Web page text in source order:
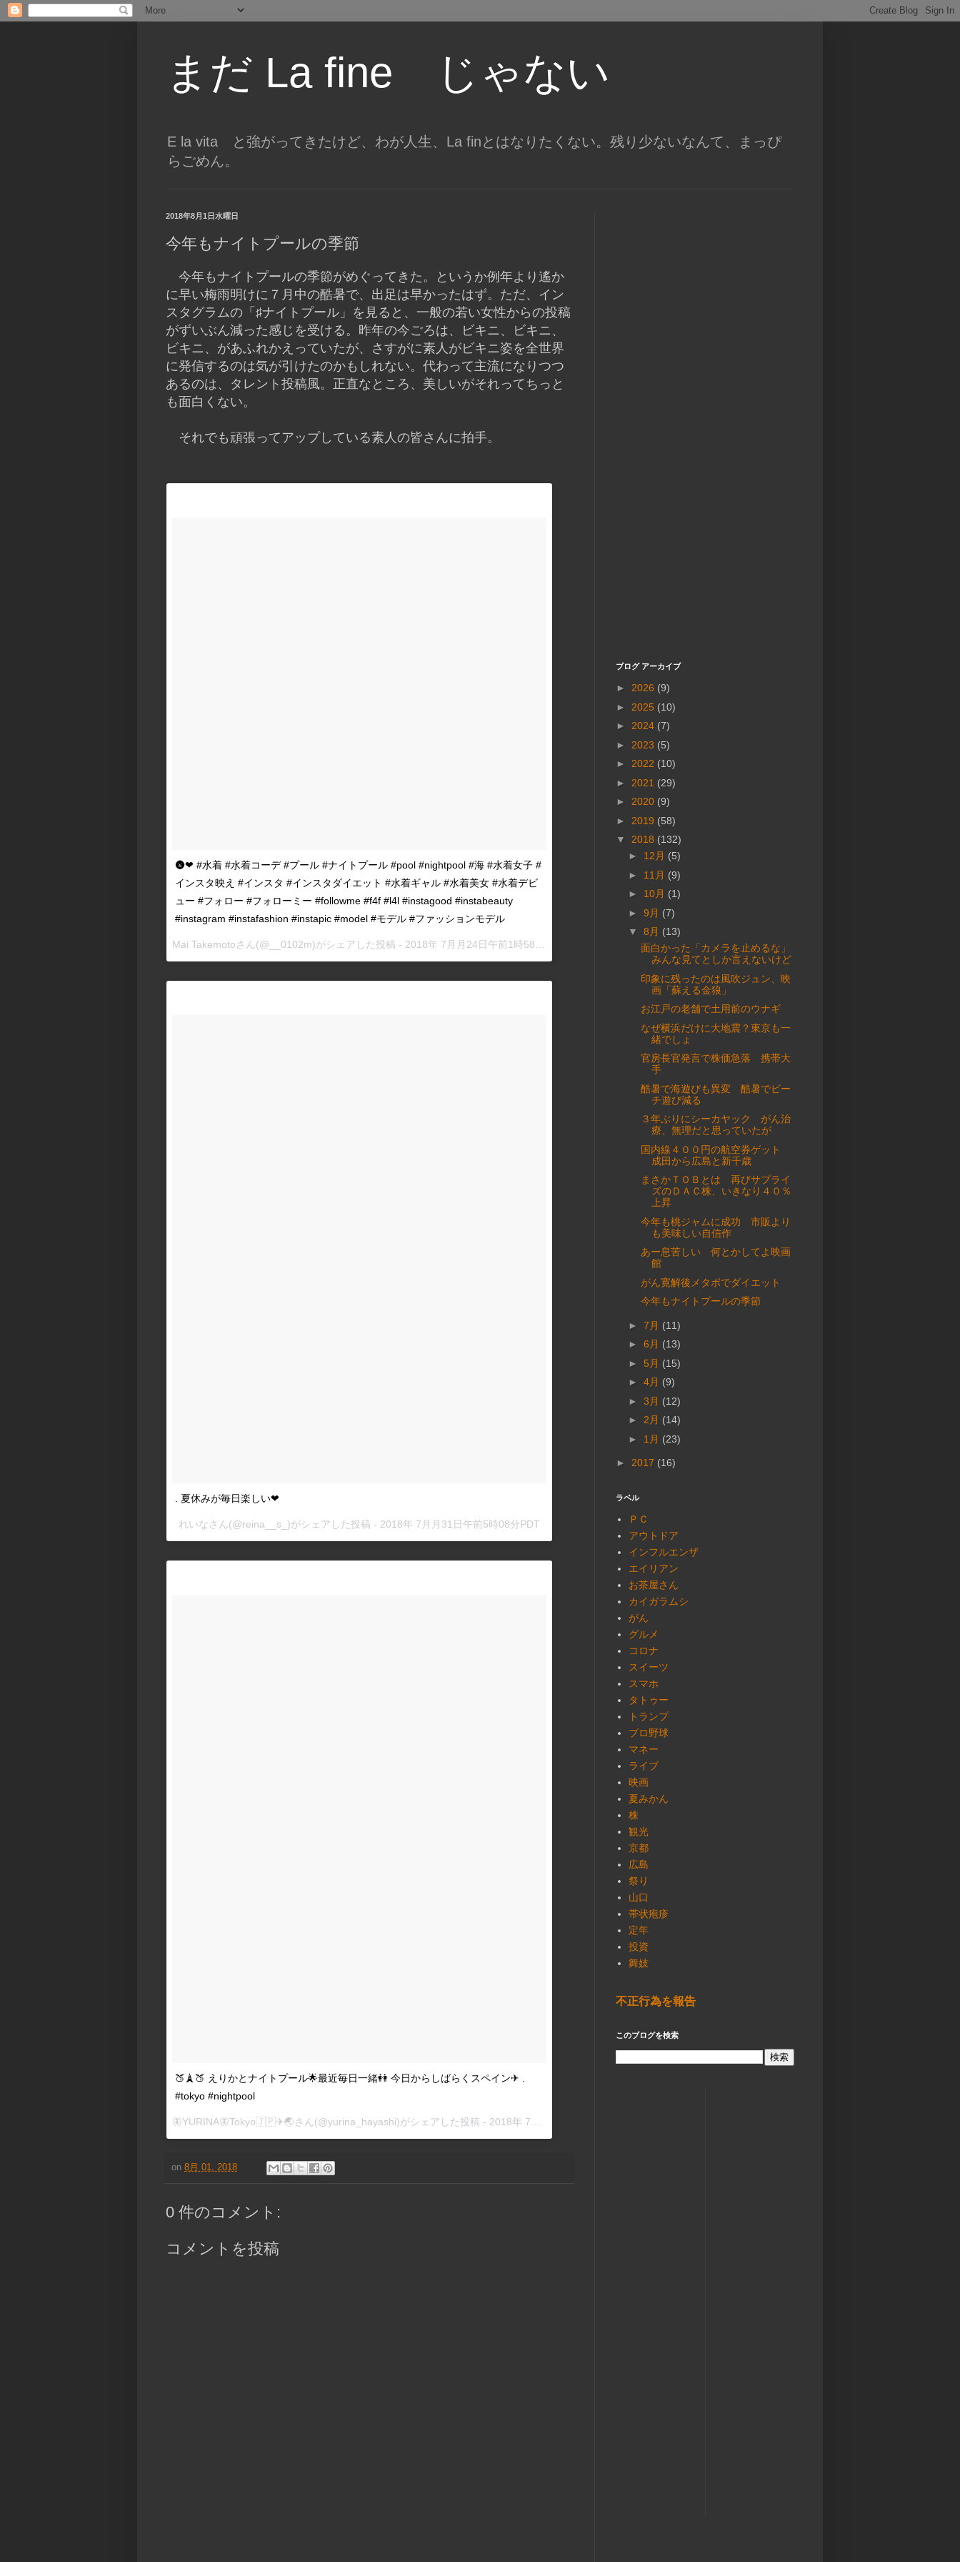
まだ La fine じゃない
E la vita と強がってきたけど、わが人生、La finとはなりたくない。残り少ないなんて、まっぴ
らごめん。
2018年8月1日水曜日
今年もナイトプールの季節
今年もナイトプールの季節がめぐってきた。というか例年より遙か
に早い梅雨明けに７月中の酷暑で、出足は早かったはず。ただ、イン
スタグラムの「♯ナイトプール」を見ると、一般の若い女性からの投稿
がずいぶん減った感じを受ける。昨年の今ごろは、ビキニ、ビキニ、
ビキニ、があふれかえっていたが、さすがに素人がビキニ姿を全世界
に発信するのは気が引けたのかもしれない。代わって主流になりつつ
あるのは、タレント投稿風。正直なところ、美しいがそれってちっと
も面白くない。
それでも頑張ってアップしている素人の皆さんに拍手。
🌚❤︎ #水着 #水着コーデ #プール #ナイトプール #pool #nightpool #海 #水着女子 #
インスタ映え #インスタ #インスタダイエット #水着ギャル #水着美女 #水着デビ
ュー #フォロー #フォローミー #followme #f4f #l4l #instagood #instabeauty
#instagram #instafashion #instapic #model #モデル #ファッションモデル
Mai Takemotoさん(@__0102m)がシェアした投稿 - 2018年 7月月24日午前1時58分PDT
. 夏休みが毎日楽しい❤
れいなさん(@reina__s_)がシェアした投稿 - 2018年 7月月31日午前5時08分PDT
🍑🗼🍑 えりかとナイトプール🌟最近毎日一緒👭 今日からしばらくスペイン✈︎ .
#tokyo #nightpool
🦋YURINA🦋Tokyo🇯🇵✈︎🌏さん(@yurina_hayashi)がシェアした投稿 - 2018年 7月月31日午前4時57分PDT
on 8月 01, 2018
0 件のコメント:
コメントを投稿
ブログ アーカイブ
► 2026 (9)
► 2025 (10)
► 2024 (7)
► 2023 (5)
► 2022 (10)
► 2021 (29)
► 2020 (9)
► 2019 (58)
▼ 2018 (132)
► 12月 (5)
► 11月 (9)
► 10月 (1)
► 9月 (7)
▼ 8月 (13)
面白かった「カメラを止めるな」
みんな見てとしか言えないけど
印象に残ったのは風吹ジュン、映
画「蘇える金狼」
お江戸の老舗で土用前のウナギ
なぜ横浜だけに大地震？東京も一
緒でしょ
官房長官発言で株価急落 携帯大
手
酷暑で海遊びも異変 酷暑でビー
チ遊び減る
３年ぶりにシーカヤック がん治
療、無理だと思っていたが
国内線４００円の航空券ゲット
成田から広島と新千歳
まさかＴＯＢとは 再びサプライ
ズのＤＡＣ株、いきなり４０％
上昇
今年も桃ジャムに成功 市販より
も美味しい自信作
あー息苦しい 何とかしてよ映画
館
がん寛解後メタボでダイエット
今年もナイトプールの季節
► 7月 (11)
► 6月 (13)
► 5月 (15)
► 4月 (9)
► 3月 (12)
► 2月 (14)
► 1月 (23)
► 2017 (16)
ラベル
ＰＣ
アウトドア
インフルエンザ
エイリアン
お茶屋さん
カイガラムシ
がん
グルメ
コロナ
スイーツ
スマホ
タトゥー
トランプ
プロ野球
マネー
ライブ
映画
夏みかん
株
観光
京都
広島
祭り
山口
帯状疱疹
定年
投資
舞妓
不正行為を報告
このブログを検索